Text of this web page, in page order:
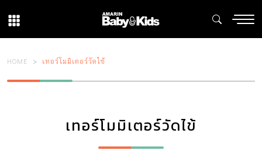
HOME เทอร์โมมิเตอร์วัดไข้
เทอร์โมมิเตอร์วัดไข้